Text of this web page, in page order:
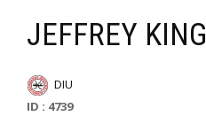
JEFFREY KING
DIU
ID : 4739